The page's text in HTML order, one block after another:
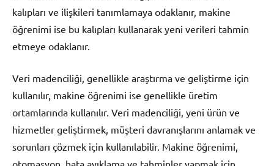
kalıpları ve ilişkileri tanımlamaya odaklanır, makine
öğrenimi ise bu kalıpları kullanarak yeni verileri tahmin
etmeye odaklanır.
Veri madenciliği, genellikle araştırma ve geliştirme için
kullanılır, makine öğrenimi ise genellikle üretim
ortamlarında kullanılır. Veri madenciliği, yeni ürün ve
hizmetler geliştirmek, müşteri davranışlarını anlamak ve
sorunları çözmek için kullanılabilir. Makine öğrenimi,
otomasyon, hata ayıklama ve tahminler yapmak için